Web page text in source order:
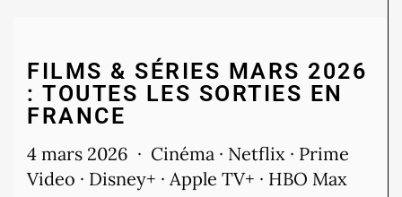
FILMS & SÉRIES MARS 2026
: TOUTES LES SORTIES EN
FRANCE
4 mars 2026 · Cinéma · Netflix · Prime
Video · Disney+ · Apple TV+ · HBO Max